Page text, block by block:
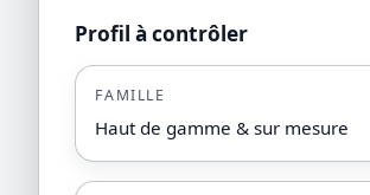
Profil à contrôler
FAMILLE
Haut de gamme & sur mesure